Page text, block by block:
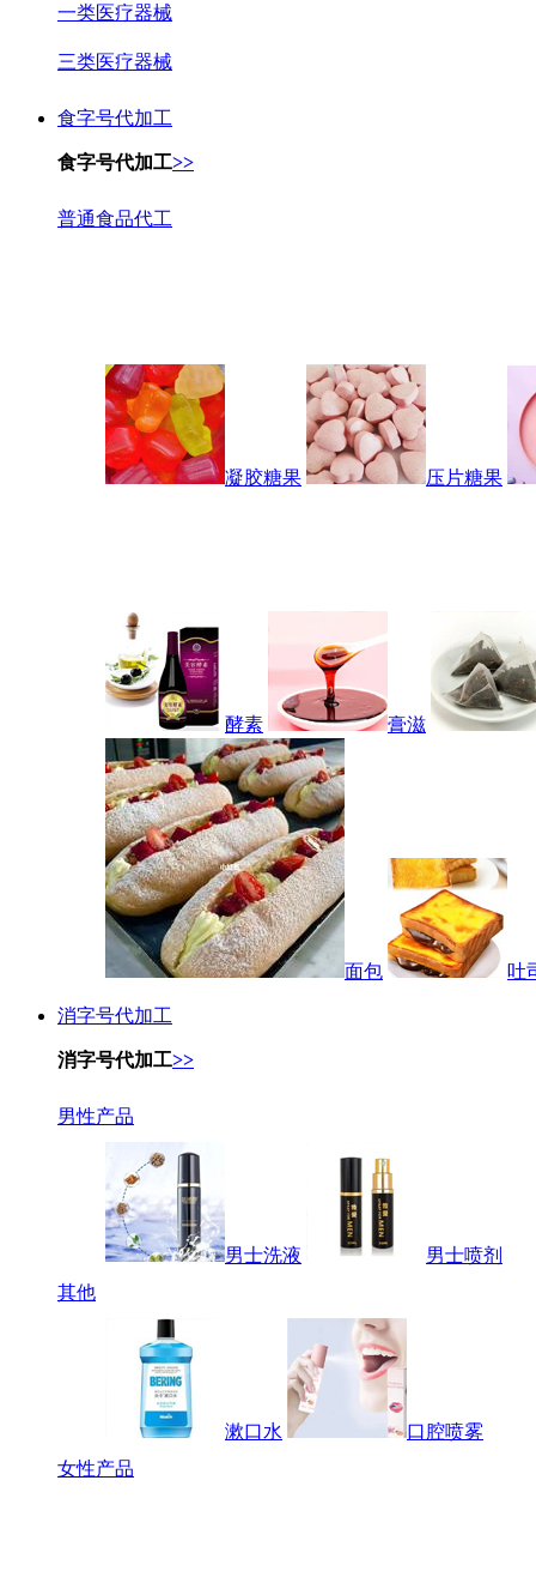
一类医疗器械
三类医疗器械
食字号代加工
食字号代加工>>
普通食品代工
凝胶糖果 压片糖果
酵素 膏滋
面包 吐
消字号代加工
消字号代加工>>
男性产品
男士洗液
男士喷剂
其他
漱口水
口腔喷雾
女性产品